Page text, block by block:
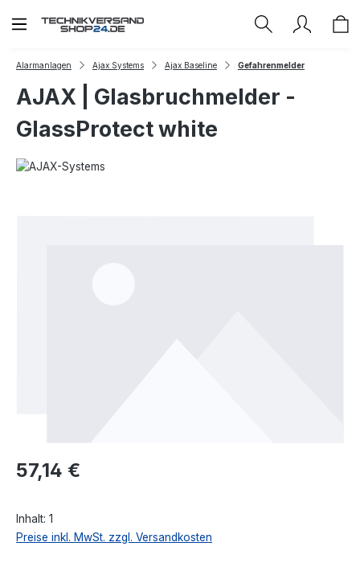
Zum Hauptinhalt springen
Alarmanlagen Ajax Systems Ajax Baseline Gefahrenmelder
AJAX | Glasbruchmelder -
GlassProtect white
Regulärer Preis:
57,14 €
Inhalt: 1
Preise inkl. MwSt. zzgl. Versandkosten